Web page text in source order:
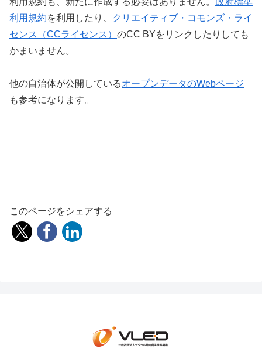
利用規約を利用したり、
クリエイティブ・コモンズ・ライ
センス（CCライセンス） のCC BYをリンクしたりしても
かまいません。
他の自治体が公開しているオープンデータのWebページ
も参考になります。
このページをシェアする